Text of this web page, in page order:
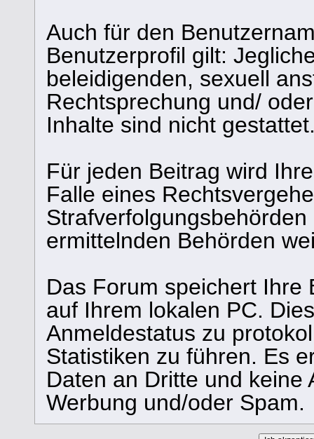
Auch für den
Benutzerprofil gilt:
beleidigenden, sexuell
Rechtsprechung und/
Inhalte sind nicht
Für jeden Beitrag wird
Falle eines
ermittelnden Behörden
Das Forum speichert Ihre
auf Ihrem lokalen PC.
Anmeldestatus zu
Statistiken zu führen. Es
Daten an Dritte und keine
Werbung und/oder Spam.